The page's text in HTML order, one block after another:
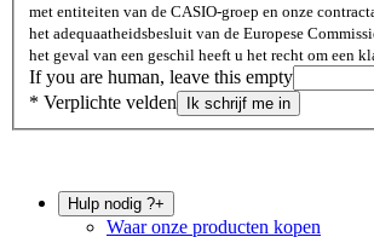
met entiteiten van de CASIO-groep en onze
het adequaatheidsbesluit van de Europese
het geval van een geschil heeft u het recht om een
If you are human, leave this empty
* Verplichte velden
Ik schrijf me in
Hulp nodig ?+
Waar onze producten kopen